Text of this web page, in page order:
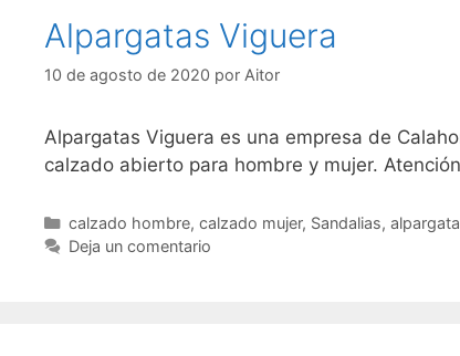
Alpargatas Viguera
10 de agosto de 2020 por Aitor
Alpargatas Viguera es una empresa de
calzado abierto para hombre y mujer.
Categorías
calzado hombre, calzado mujer, Sandalias,
Deja un comentario